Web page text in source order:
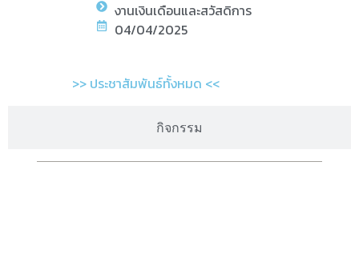
กิจกรรม
งานเงินเดือนและสวัสดิการ
04/04/2025
>> ประชาสัมพันธ์ทั้งหมด <<